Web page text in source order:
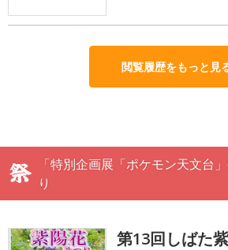
閲覧履歴をもっと見
「特別企画展「ポケモン天文台
り
第13回しばた